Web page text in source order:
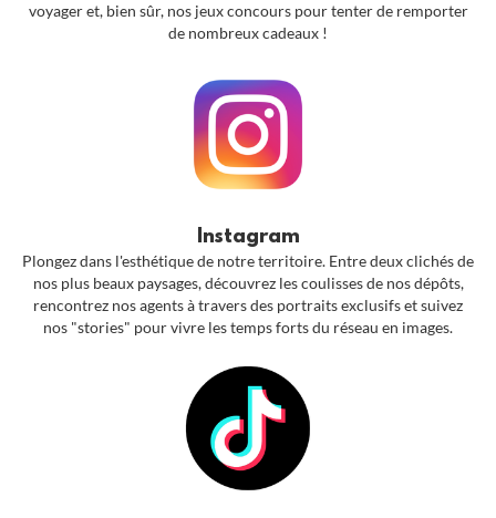
voyager et, bien sûr, nos jeux concours pour tenter de remporter
de nombreux cadeaux !
Instagram
Plongez dans l'esthétique de notre territoire. Entre deux clichés de
nos plus beaux paysages, découvrez les coulisses de nos dépôts,
rencontrez nos agents à travers des portraits exclusifs et suivez
nos "stories" pour vivre les temps forts du réseau en images.